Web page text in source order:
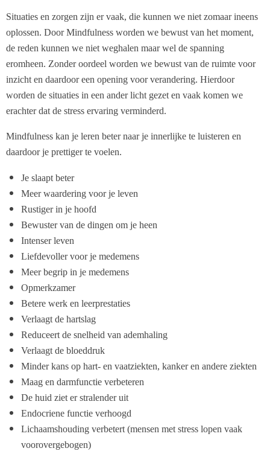
Situaties en zorgen zijn er vaak, die kunnen we niet zomaar ineens
oplossen. Door Mindfulness worden we bewust van het moment,
de reden kunnen we niet weghalen maar wel de spanning
eromheen. Zonder oordeel worden we bewust van de ruimte voor
inzicht en daardoor een opening voor verandering. Hierdoor
worden de situaties in een ander licht gezet en vaak komen we
erachter dat de stress ervaring verminderd.
Mindfulness kan je leren beter naar je innerlijke te luisteren en
daardoor je prettiger te voelen.
Je slaapt beter
Meer waardering voor je leven
Rustiger in je hoofd
Bewuster van de dingen om je heen
Intenser leven
Liefdevoller voor je medemens
Meer begrip in je medemens
Opmerkzamer
Betere werk en leerprestaties
Verlaagt de hartslag
Reduceert de snelheid van ademhaling
Verlaagt de bloeddruk
Minder kans op hart- en vaatziekten, kanker en andere ziekten
Maag en darmfunctie verbeteren
De huid ziet er stralender uit
Endocriene functie verhoogd
Lichaamshouding verbetert (mensen met stress lopen vaak
voorovergebogen)